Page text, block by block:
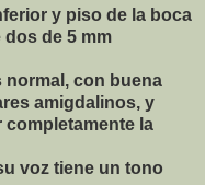
y piso de la boca
de 5 mm
normal, con buena
amigdalinos, y
completamente la
voz tiene un tono